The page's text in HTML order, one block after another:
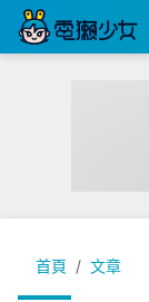
首頁 文章